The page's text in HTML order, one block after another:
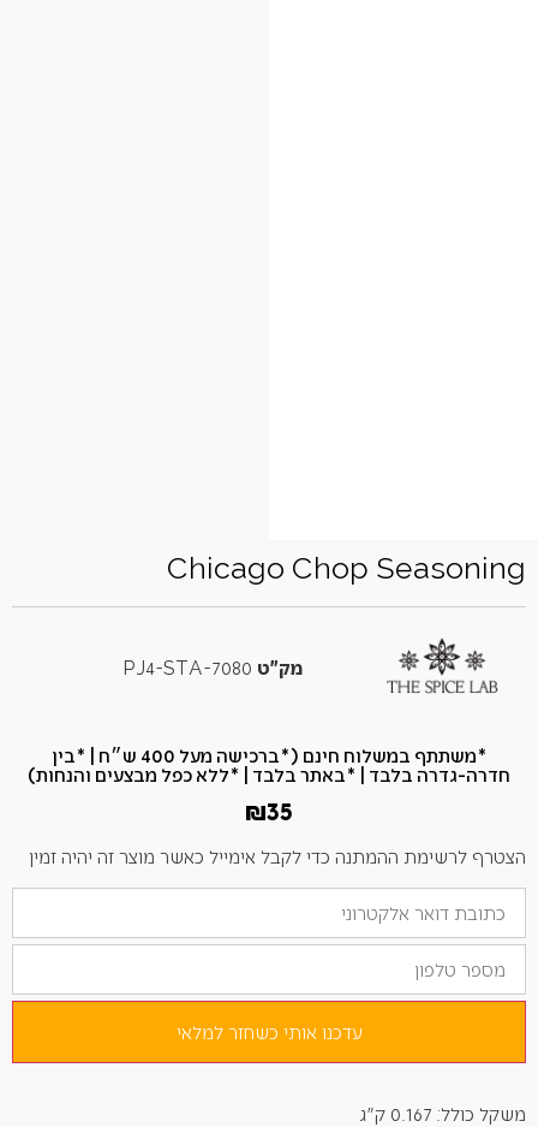
Chicago Chop Seasoning
מק"ט
*משתתף במשלוח חינם (*ברכישה מעל 400 ש״ח​ | *בין
חדרה-גדרה בלבד | *באתר בלבד | *ללא כפל מבצעים והנחות)
₪35
הצטרף לרשימת ההמתנה כדי לקבל אימייל כאשר מוצר זה יהיה זמין
הזן
את
כתובת
הדוא"ל
שלך
כדי
למוצר
מספר
טלפון
עדכנו אותי כשחזר למלאי
משקל כולל: 0.167 ק"ג